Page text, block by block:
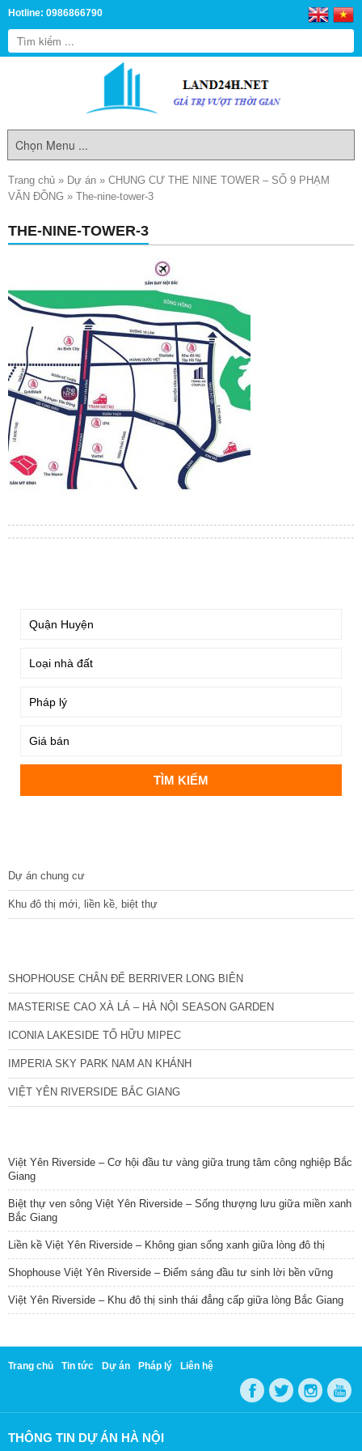
Hotline: 0986866790
Trang chủ » Dự án » CHUNG CƯ THE NINE TOWER – SỐ 9 PHẠM
VĂN ĐỒNG » The-nine-tower-3
THE-NINE-TOWER-3
Dự án chung cư
Khu đô thị mới, liền kề, biệt thự
SHOPHOUSE CHÂN ĐẾ BERRIVER LONG BIÊN
MASTERISE CAO XÀ LÁ – HÀ NỘI SEASON GARDEN
ICONIA LAKESIDE TỐ HỮU MIPEC
IMPERIA SKY PARK NAM AN KHÁNH
VIỆT YÊN RIVERSIDE BẮC GIANG
Việt Yên Riverside – Cơ hội đầu tư vàng giữa trung tâm công nghiệp Bắc
Giang
Biệt thự ven sông Việt Yên Riverside – Sống thượng lưu giữa miền xanh
Bắc Giang
Liền kề Việt Yên Riverside – Không gian sống xanh giữa lòng đô thị
Shophouse Việt Yên Riverside – Điểm sáng đầu tư sinh lời bền vững
Việt Yên Riverside – Khu đô thị sinh thái đẳng cấp giữa lòng Bắc Giang
Trang chủ Tin tức Dự án Pháp lý Liên hệ
THÔNG TIN DỰ ÁN HÀ NỘI